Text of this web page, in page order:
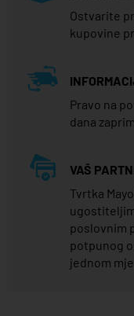
Ostvarite
kupovine
Pravo na
dana
VAŠ
Tvrtka
poslovnim
potpunog
jednom